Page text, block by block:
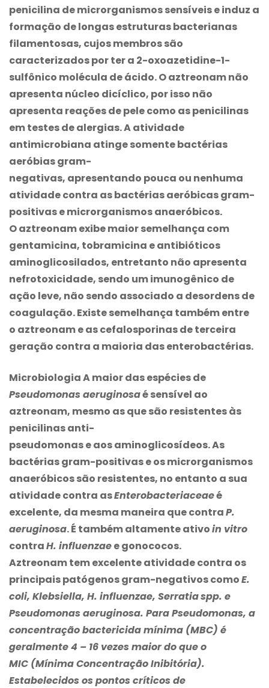
penicilina de microrganismos sensíveis e induz a
formação de longas estruturas bacterianas
filamentosas, cujos membros são
caracterizados por ter a 2-oxoazetidine-1-
sulfônico molécula de ácido. O aztreonam não
apresenta núcleo dicíclico, por isso não
apresenta reações de pele como as penicilinas
em testes de alergias. A atividade
antimicrobiana atinge somente bactérias
aeróbias gram-
negativas, apresentando pouca ou nenhuma
atividade contra as bactérias aeróbicas gram-
positivas e microrganismos anaeróbicos.
O aztreonam exibe maior semelhança com
gentamicina, tobramicina e antibióticos
aminoglicosilados, entretanto não apresenta
nefrotoxicidade, sendo um imunogênico de
ação leve, não sendo associado a desordens de
coagulação. Existe semelhança também entre
o aztreonam e as cefalosporinas de terceira
geração contra a maioria das enterobactérias.
Microbiologia A maior das espécies de
Pseudomonas aeruginosaé sensível ao
aztreonam, mesmo as que são resistentes às
penicilinas anti-
pseudomonas e aos aminoglicosídeos. As
bactérias gram-positivas e os microrganismos
anaeróbicos são resistentes, no entanto a sua
atividade contra asEnterobacteriaceaeé
excelente, da mesma maneira que contraP.
aeruginosa. É também altamente ativoin vitro
contraH. influenzaee gonococos.
Aztreonam tem excelente atividade contra os
principais patógenos gram-negativos comoE.
coli, Klebsiella, H. influenzae, Serratiaspp. e
Pseudomonas aeruginosa. ParaPseudomonas, a
concentração bactericida mínima (MBC) é
geralmente 4 – 16 vezes maior do que o
MIC (Mínima Concentração Inibitória).
Estabelecidos os pontos críticos de